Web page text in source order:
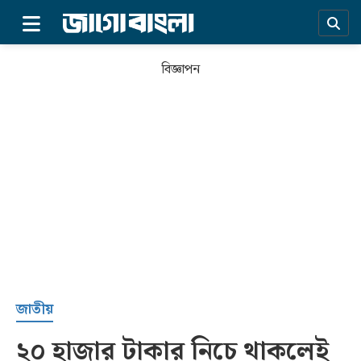
সর্বশেষ
বিজ্ঞাপন
জাতীয়
২০ হাজার টাকার নিচে থাকলেই